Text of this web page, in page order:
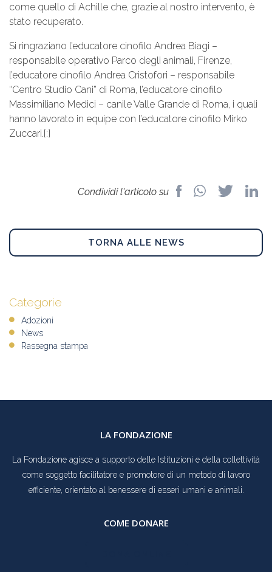
come quello di Achille che, grazie al nostro intervento, è
stato recuperato.
Si ringraziano l’educatore cinofilo Andrea Biagi –
responsabile operativo Parco degli animali, Firenze,
l’educatore cinofilo Andrea Cristofori – responsabile
“Centro Studio Cani” di Roma, l’educatore cinofilo
Massimiliano Medici – canile Valle Grande di Roma, i quali
hanno lavorato in equipe con l’educatore cinofilo Mirko
Zuccari.[:]
Condividi l'articolo su
TORNA ALLE NEWS
Categorie
Adozioni
News
Rassegna stampa
LA FONDAZIONE
La Fondazione agisce a supporto delle Istituzioni e della collettività
come soggetto facilitatore e promotore di un metodo di lavoro
efficiente, orientato al benessere di esseri umani e animali.
COME DONARE